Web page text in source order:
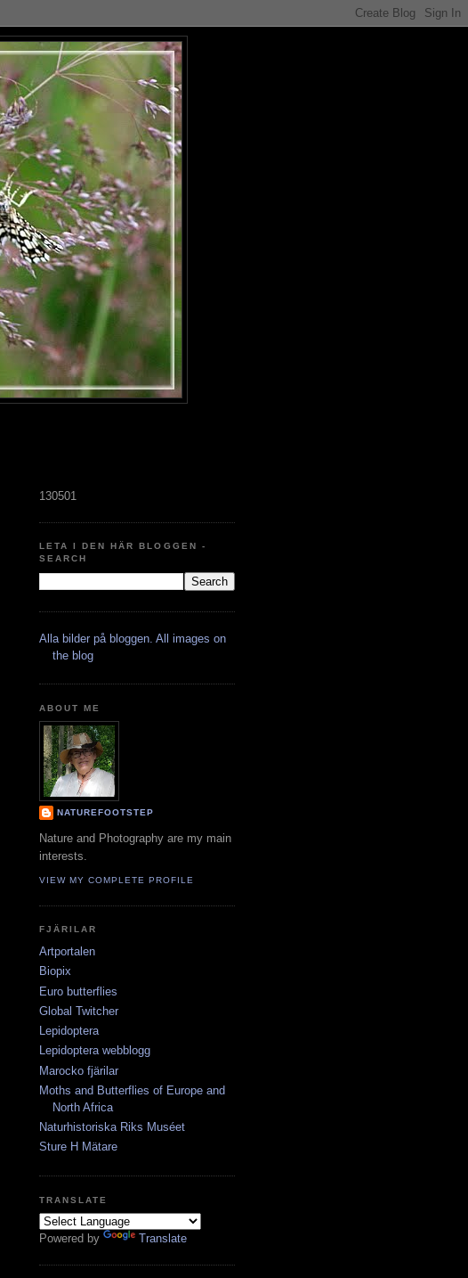
130501
LETA I DEN HÄR BLOGGEN -
SEARCH
Alla bilder på bloggen. All images on
the blog
ABOUT ME
NATUREFOOTSTEP
Nature and Photography are my main
interests.
VIEW MY COMPLETE PROFILE
FJÄRILAR
Artportalen
Biopix
Euro butterflies
Global Twitcher
Lepidoptera
Lepidoptera webblogg
Marocko fjärilar
Moths and Butterflies of Europe and
North Africa
Naturhistoriska Riks Muséet
Sture H Mätare
TRANSLATE
Powered by Translate